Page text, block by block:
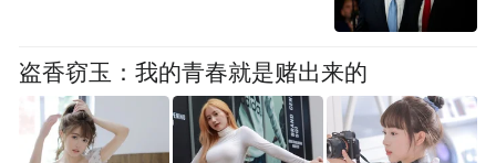
盗香窃玉：我的青春就是赌出来的